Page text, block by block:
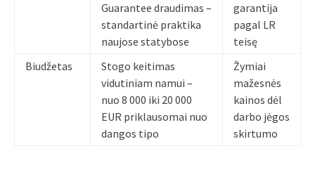
Guarantee draudimas –
standartinė praktika
naujose statybose
garantija
pagal LR
teisę
Biudžetas
Stogo keitimas
vidutiniam namui –
nuo 8 000 iki 20 000
EUR priklausomai nuo
dangos tipo
Žymiai
mažesnės
kainos dėl
darbo jėgos
skirtumo